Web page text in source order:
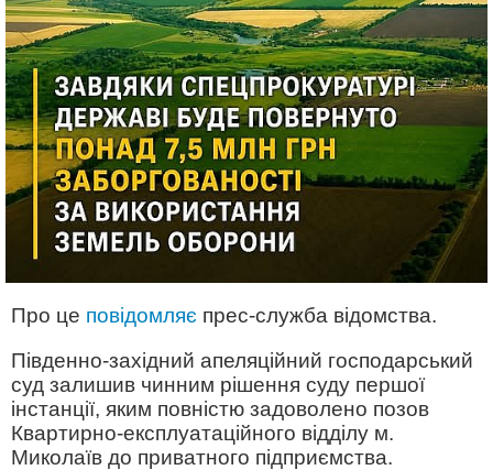
Про це повідомляє прес-служба відомства.
Південно-західний апеляційний господарський
суд залишив чинним рішення суду першої
інстанції, яким повністю задоволено позов
Квартирно-експлуатаційного відділу м.
Миколаїв до приватного підприємства.